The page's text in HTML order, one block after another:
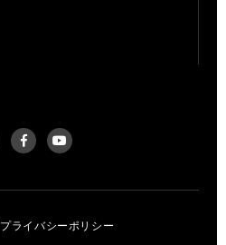
プライバシーポリシー